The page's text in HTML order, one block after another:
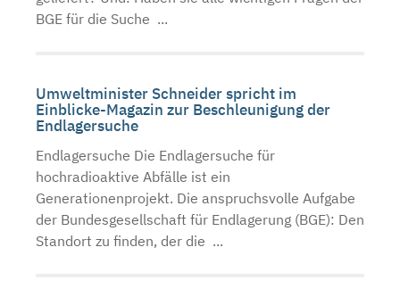
BGE für die Suche ...
Umweltminister Schneider spricht im
Einblicke-Magazin zur Beschleunigung der
Endlagersuche
Endlagersuche Die Endlagersuche für
hochradioaktive Abfälle ist ein
Generationenprojekt. Die anspruchsvolle Aufgabe
der Bundesgesellschaft für Endlagerung (BGE): Den
Standort zu finden, der die ...